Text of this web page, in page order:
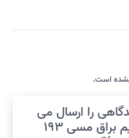
است.
را ارسال می
کنید برای “رنگ روغنی نیم براق مسی 193